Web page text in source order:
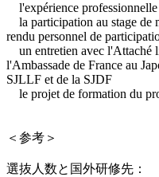
l'expérience professionnelle
la participation au stage de
rendu personnel de
un entretien avec l'Attaché
l'Ambassade de France au
SJLLF et de la SJDF
le projet de formation du
＜参考＞
選抜人数と国外研修先：